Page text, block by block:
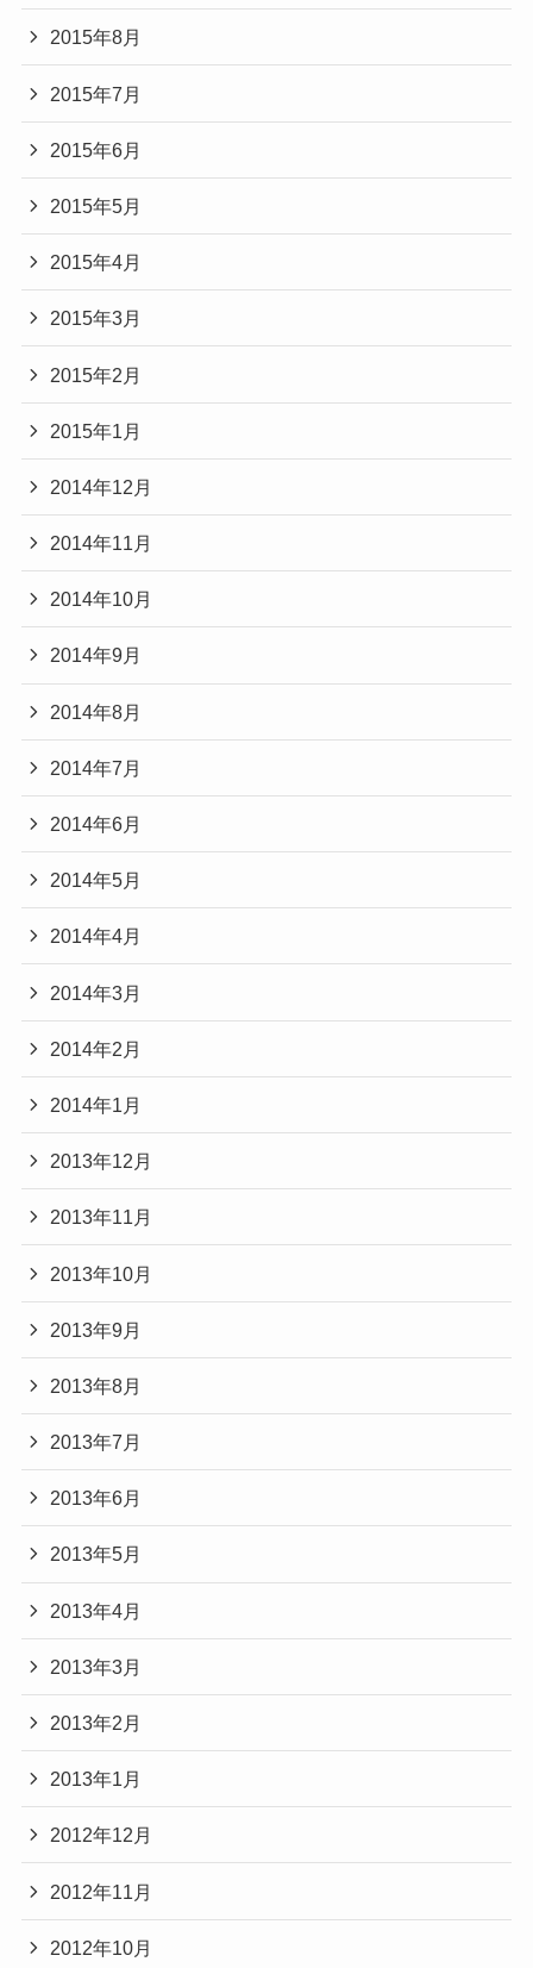
2015年8月
2015年7月
2015年6月
2015年5月
2015年4月
2015年3月
2015年2月
2015年1月
2014年12月
2014年11月
2014年10月
2014年9月
2014年8月
2014年7月
2014年6月
2014年5月
2014年4月
2014年3月
2014年2月
2014年1月
2013年12月
2013年11月
2013年10月
2013年9月
2013年8月
2013年7月
2013年6月
2013年5月
2013年4月
2013年3月
2013年2月
2013年1月
2012年12月
2012年11月
2012年10月